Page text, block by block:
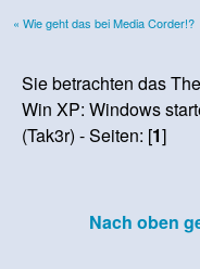
« Wie geht das bei Media Corder!?
Sie betrachten das
Win XP: Windows
(Tak3r) - Seiten: [1]
Nach oben